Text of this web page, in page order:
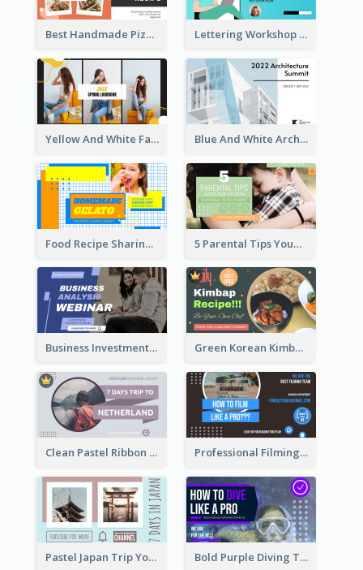
Best Handmade Pizza Recipe YouTube Thumbnail Lettering Workshop YouTube Thumbnail Design
Yellow And White Fashion Girl Photo Lookbook YouTube Thumbnail Blue And White Architecture Summit YouTube Thumbnail
Food Recipe Sharing YouTube Thumbnail 5 Parental Tips YouTube Thumbnail
Business Investment Webinar YouTube Thumbnail Green Korean Kimbap YouTube Thumbnail Design
Clean Pastel Ribbon Backpacker YouTube Thumbnail Design Professional Filming YouTube Thumbnail Design
Pastel Japan Trip YouTube Thumbnail Design Bold Purple Diving Tutorial YouTube Cover Thumbnail Design